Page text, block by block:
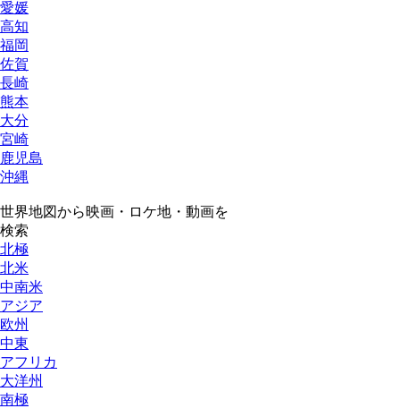
愛媛
高知
福岡
佐賀
長崎
熊本
大分
宮崎
鹿児島
沖縄
世界地図から映画・ロケ地・動画を
検索
北極
北米
中南米
アジア
欧州
中東
アフリカ
大洋州
南極